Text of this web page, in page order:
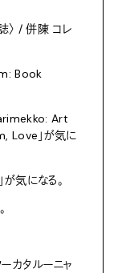
〉 / 併陳 コレ
Book
Art
」が気に
気になる。
ーカタルーニャ